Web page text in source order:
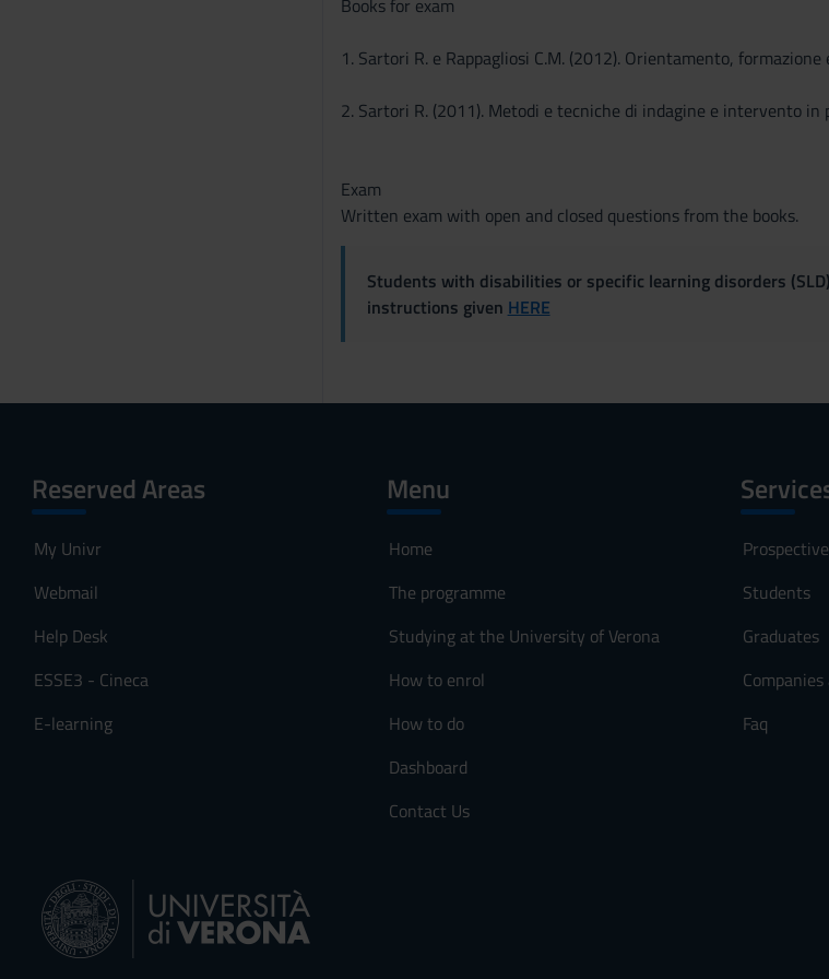
Books for exam
1. Sartori R. e Rappagliosi C.M. (2012). Orientamento,
2. Sartori R. (2011). Metodi e tecniche di indagine e intervento in
Exam
Written exam with open and closed questions from the books.
Students with disabilities or specific learning disorders
instructions given HERE
Reserved Areas
My Univr
Webmail
Help Desk
ESSE3 - Cineca
E-learning
Menu
Home
The programme
Studying at the University of Verona
How to enrol
How to do
Dashboard
Contact Us
Students
Graduates
Faq